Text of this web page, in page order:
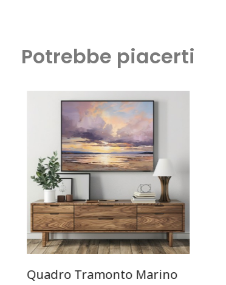
Potrebbe piacerti
Quadro Tramonto Marino